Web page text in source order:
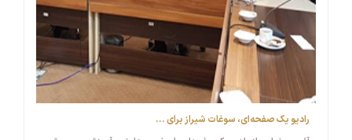
رادیو یک صفحه‌ای، سوغات شیراز برای ...